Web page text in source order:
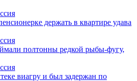
держать в квартире удава
полтонны редкой рыбы-фугу,
виагру и был задержан по